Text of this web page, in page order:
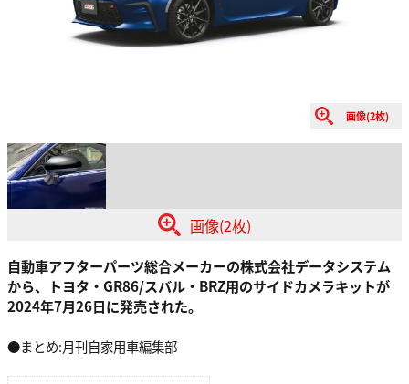
画像(2枚)
画像(2枚)
自動車アフターパーツ総合メーカーの株式会社データシステム
から、トヨタ・GR86/スバル・BRZ用のサイドカメラキットが
2024年7月26日に発売された。
●まとめ:月刊自家用車編集部